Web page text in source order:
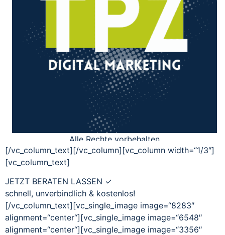
[/vc_column_text][/vc_column][vc_column width=“1/3″]
[vc_column_text]
JETZT BERATEN LASSEN ✓
schnell, unverbindlich & kostenlos!
[/vc_column_text][vc_single_image image=“8283″
alignment=“center“][vc_single_image image=“6548″
alignment=“center“][vc_single_image image=“3356″